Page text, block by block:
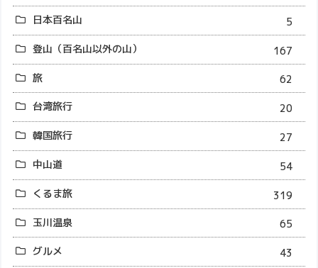
日本百名山
5
登山（百名山以外の山）
167
旅
62
台湾旅行
20
韓国旅行
27
中山道
54
くるま旅
319
玉川温泉
65
グルメ
43